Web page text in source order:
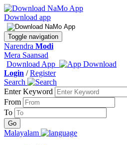
Download app
Toggle navigation
Narendra Modi
Mera Saansad
Download App
Login /Register
Search
Enter Keyword
From
To
Malayalam